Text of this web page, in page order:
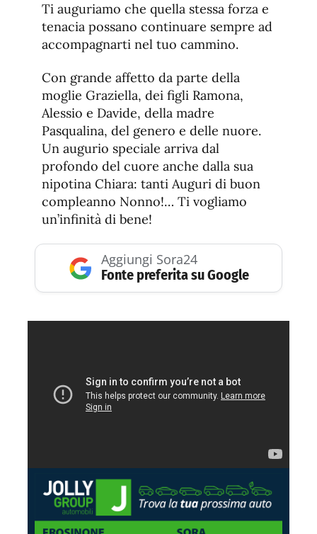
fuente
de
fuente.
Ti auguriamo che quella stessa forza e
tenacia possano continuare sempre ad
accompagnarti nel tuo cammino.
Con grande affetto da parte della
moglie Graziella, dei figli Ramona,
Alessio e Davide, della madre
Pasqualina, del genero e delle nuore.
Un augurio speciale arriva dal
profondo del cuore anche dalla sua
nipotina Chiara: tanti Auguri di buon
compleanno Nonno!… Ti vogliamo
un’infinità di bene!
Aggiungi Sora24
Fonte preferita su Google